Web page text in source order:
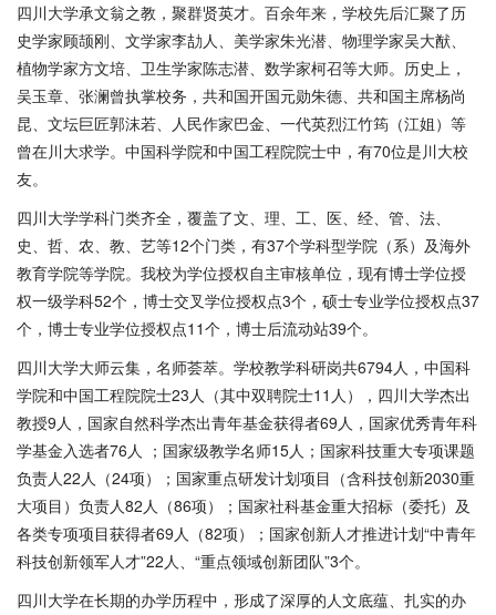
四川大学承文翁之教，聚群贤英才。百余年来，学校先后汇聚了历
史学家顾颉刚、文学家李劼人、美学家朱光潜、物理学家吴大猷、
植物学家方文培、卫生学家陈志潜、数学家柯召等大师。历史上，
吴玉章、张澜曾执掌校务，共和国开国元勋朱德、共和国主席杨尚
昆、文坛巨匠郭沫若、人民作家巴金、一代英烈江竹筠（江姐）等
曾在川大求学。中国科学院和中国工程院院士中，有70位是川大校
友。
四川大学学科门类齐全，覆盖了文、理、工、医、经、管、法、
史、哲、农、教、艺等12个门类，有37个学科型学院（系）及海外
教育学院等学院。我校为学位授权自主审核单位，现有博士学位授
权一级学科52个，博士交叉学位授权点3个，硕士专业学位授权点37
个，博士专业学位授权点11个，博士后流动站39个。
四川大学大师云集，名师荟萃。学校教学科研岗共6794人，中国科
学院和中国工程院院士23人（其中双聘院士11人），四川大学杰出
教授9人，国家自然科学杰出青年基金获得者69人，国家优秀青年科
学基金入选者76人 ；国家级教学名师15人；国家科技重大专项课题
负责人22人（24项）；国家重点研发计划项目（含科技创新2030重
大项目）负责人82人（86项）；国家社科基金重大招标（委托）及
各类专项项目获得者69人（82项）；国家创新人才推进计划“中青年
科技创新领军人才”22人、“重点领域创新团队”3个。
四川大学在长期的办学历程中，形成了深厚的人文底蕴、扎实的办